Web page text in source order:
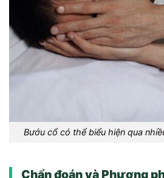
Bướu cổ có thể biểu hiện qua
Chẩn đoán và Phương